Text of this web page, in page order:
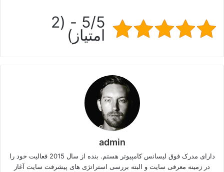
5/5 - (2
امتیاز)
admin
دارای مدرک فوق لیسانس کامپیوتر هستم. بنده از سال 2015 فعالیت خود را
در زمینه معرفی سایت و البته بررسی استراتژی های پیشرفت سایت آغاز